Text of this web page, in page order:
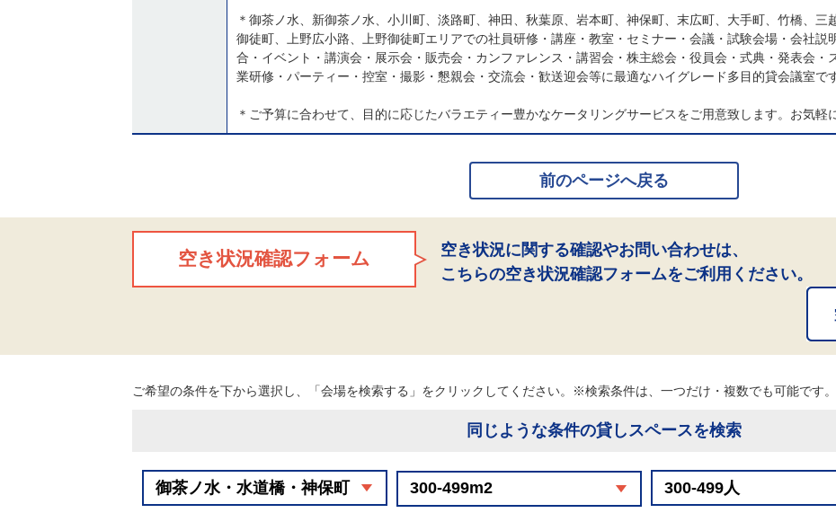
＊御茶ノ水、新御茶ノ水、小川町、淡路町、神田、秋葉原、岩本町、神保町、末広町、大手町、竹橋、三
御徒町、上野広小路、上野御徒町エリアでの社員研修・講座・教室・セミナー・会議・試験会場・会社説
合・イベント・講演会・展示会・販売会・カンファレンス・講習会・株主総会・役員会・式典・発表会・
業研修・パーティー・控室・撮影・懇親会・交流会・歓送迎会等に最適なハイグレード多目的貸会議室です
＊ご予算に合わせて、目的に応じたバラエティー豊かなケータリングサービスをご用意致します。お気軽
前のページへ戻る
空き状況確認フォーム
空き状況に関する確認やお問い合わせは、
こちらの空き状況確認フォームをご利用ください。
ご希望の条件を下から選択し、「会場を検索する」をクリックしてください。※検索条件は、一つだけ・複数でも可能です
同じような条件の貸しスペースを検索